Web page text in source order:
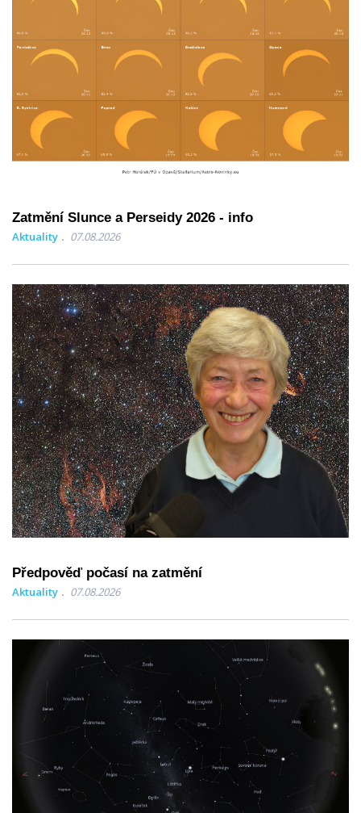
Zatmění Slunce a Perseidy 2026 - info
Aktuality 07.08.2026
Předpověď počasí na zatmění
Aktuality 07.08.2026